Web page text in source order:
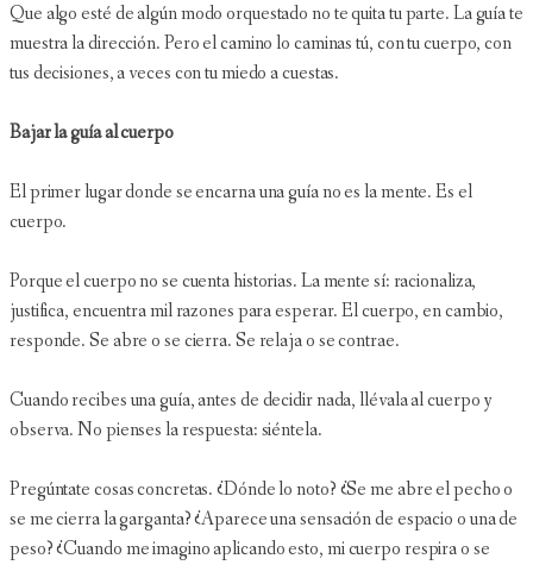
Que algo esté de algún modo orquestado no te quita tu parte. La guía te
muestra la dirección. Pero el camino lo caminas tú, con tu cuerpo, con
tus decisiones, a veces con tu miedo a cuestas.
Bajar la guía al cuerpo
El primer lugar donde se encarna una guía no es la mente. Es el
cuerpo.
Porque el cuerpo no se cuenta historias. La mente sí: racionaliza,
justifica, encuentra mil razones para esperar. El cuerpo, en cambio,
responde. Se abre o se cierra. Se relaja o se contrae.
Cuando recibes una guía, antes de decidir nada, llévala al cuerpo y
observa. No pienses la respuesta: siéntela.
Pregúntate cosas concretas. ¿Dónde lo noto? ¿Se me abre el pecho o
se me cierra la garganta? ¿Aparece una sensación de espacio o una de
peso? ¿Cuando me imagino aplicando esto, mi cuerpo respira o se